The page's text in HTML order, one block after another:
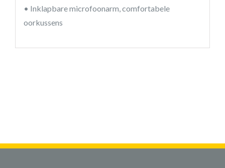
• Inklapbare microfoonarm, comfortabele
oorkussens